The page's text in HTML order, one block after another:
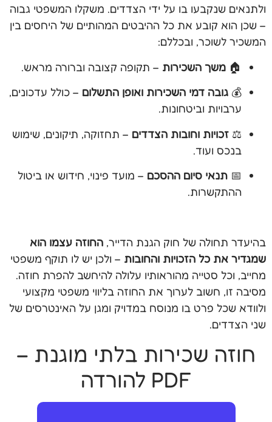
ולתנאים שנקבעו בו על ידי הצדדים. משקלו המשפטי גבוה
– שכן הוא קובע את כל ההיבטים המהותיים של היחסים בין
המשכיר לשוכר, ובכללם:
🏠 משך השכירות – תקופה קצובה וברורה מראש.
💰 גובה דמי השכירות ואופן התשלום – כולל עדכונים,
ערבויות וביטחונות.
⚖️ זכויות וחובות הצדדים – תחזוקה, תיקונים, שימוש
בנכס ועוד.
📅 תנאי סיום ההסכם – מועד פינוי, חידוש או ביטול
ההתקשרות.
בהיעדר תחולה של חוק הגנת הדייר, החוזה עצמו הוא
שמגדיר את כל הזכויות והחובות – ולכן יש לו תוקף משפטי
מחייב, וכל סטייה מהוראותיו עלולה להיחשב להפרת חוזה.
מסיבה זו, חשוב לערוך את החוזה בליווי משפטי מקצועי
ולוודא שכל פרט בו מנוסח במדויק ומגן על האינטרסים של
שני הצדדים.
חוזה שכירות בלתי מוגנת –
PDF להורדה